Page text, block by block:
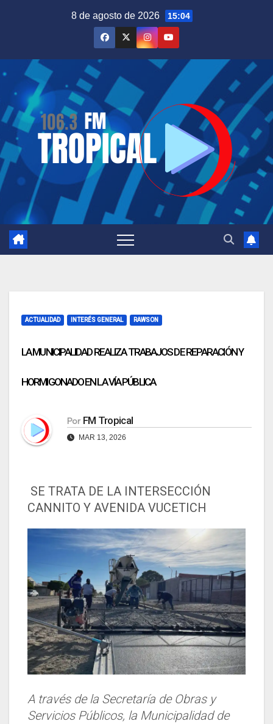
8 de agosto de 2026 15:04
ACTUALIDAD INTERÉS GENERAL RAWSON
LA MUNICIPALIDAD REALIZA TRABAJOS DE REPARACIÓN Y
HORMIGONADO EN LA VÍA PÚBLICA
Por FM Tropical
MAR 13, 2026
SE TRATA DE LA INTERSECCIÓN
CANNITO Y AVENIDA VUCETICH
A través de la Secretaría de Obras y
Servicios Públicos, la Municipalidad de